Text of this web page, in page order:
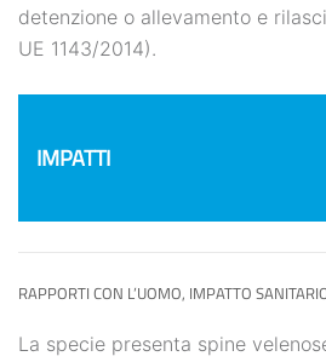
detenzione o allevamento e
UE 1143/2014).
IMPATTI
RAPPORTI CON L’UOMO, IMPATTO
La specie presenta spine